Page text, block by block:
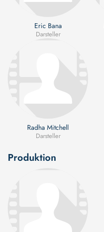
Eric Bana
Darsteller
Radha Mitchell
Darsteller
Produktion